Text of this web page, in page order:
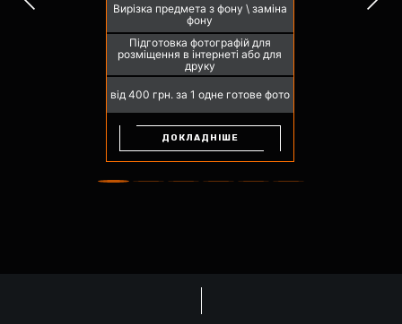
Вирізка предмета з фону \ заміна
фону
Підготовка фотографій для
розміщення в інтернеті або для
друку
від 400 грн. за 1 одне готове фото
ДОКЛАДНІШЕ